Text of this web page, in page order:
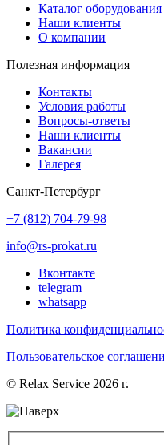
Каталог оборудования
Наши клиенты
О компании
Полезная информация
Контакты
Условия работы
Вопросы-ответы
Наши клиенты
Вакансии
Галерея
Санкт-Петербург
+7 (812) 704-79-98
info@rs-prokat.ru
Вконтакте
telegram
whatsapp
Политика
Пользовательское
© Relax Service 2026 г.